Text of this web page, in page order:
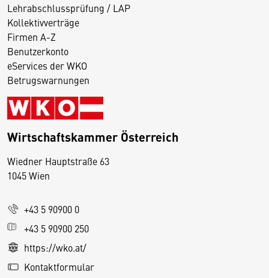
Lehrabschlussprüfung / LAP
Kollektivverträge
Firmen A-Z
Benutzerkonto
eServices der WKO
Betrugswarnungen
Wirtschaftskammer Österreich
Wiedner Hauptstraße 63
1045 Wien
+43 5 90900 0
+43 5 90900 250
https://wko.at/
Kontaktformular
D
s
e
S
e